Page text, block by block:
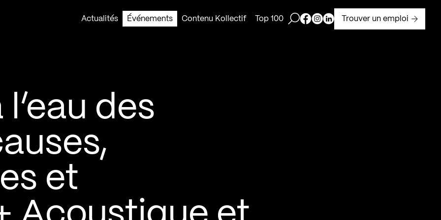
Actualités
Événements Contenu Kollectif Top 100 Ouvrir la barre de recherche
Page Facebook de Kollectif
Page Instagram de Kollectif
Page Linkedin de Kollectif
Trouver un emploi
des
et